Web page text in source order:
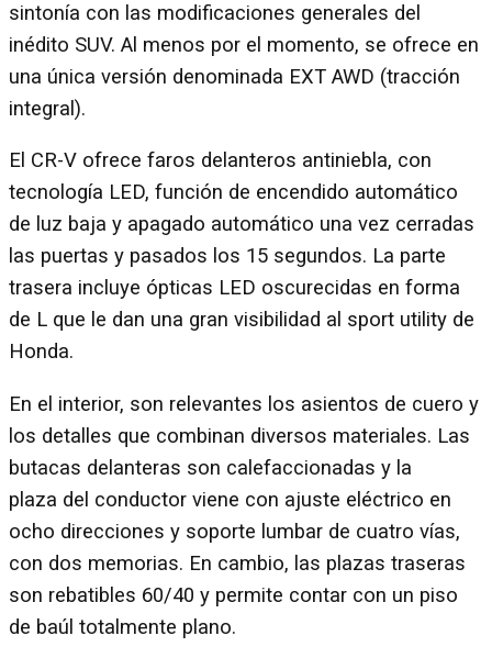
sintonía con las modificaciones generales del
inédito SUV. Al menos por el momento, se ofrece en
una única versión denominada EXT AWD (tracción
integral).
El CR-V ofrece faros delanteros antiniebla, con
tecnología LED, función de encendido automático
de luz baja y apagado automático una vez cerradas
las puertas y pasados los 15 segundos. La parte
trasera incluye ópticas LED oscurecidas en forma
de L que le dan una gran visibilidad al sport utility de
Honda.
En el interior, son relevantes los asientos de cuero y
los detalles que combinan diversos materiales. Las
butacas delanteras son calefaccionadas y la
plaza del conductor viene con ajuste eléctrico en
ocho direcciones y soporte lumbar de cuatro vías,
con dos memorias. En cambio, las plazas traseras
son rebatibles 60/40 y permite contar con un piso
de baúl totalmente plano.